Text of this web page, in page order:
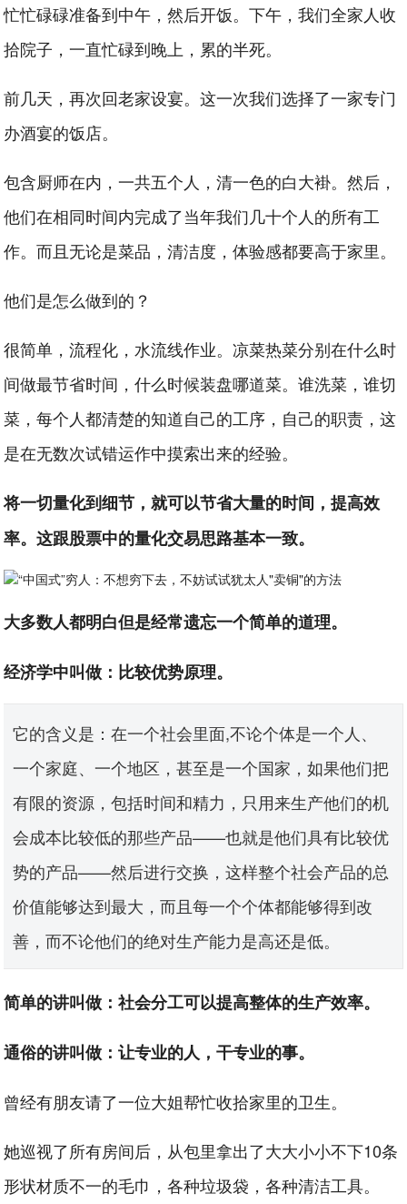
忙忙碌碌准备到中午，然后开饭。下午，我们全家人收
拾院子，一直忙碌到晚上，累的半死。
前几天，再次回老家设宴。这一次我们选择了一家专门
办酒宴的饭店。
包含厨师在内，一共五个人，清一色的白大褂。然后，
他们在相同时间内完成了当年我们几十个人的所有工
作。而且无论是菜品，清洁度，体验感都要高于家里。
他们是怎么做到的？
很简单，流程化，水流线作业。凉菜热菜分别在什么时
间做最节省时间，什么时候装盘哪道菜。谁洗菜，谁切
菜，每个人都清楚的知道自己的工序，自己的职责，这
是在无数次试错运作中摸索出来的经验。
将一切量化到细节，就可以节省大量的时间，提高效
率。这跟股票中的量化交易思路基本一致。
大多数人都明白但是经常遗忘一个简单的道理。
经济学中叫做：比较优势原理。
它的含义是：在一个社会里面,不论个体是一个人、
一个家庭、一个地区，甚至是一个国家，如果他们把
有限的资源，包括时间和精力，只用来生产他们的机
会成本比较低的那些产品——也就是他们具有比较优
势的产品——然后进行交换，这样整个社会产品的总
价值能够达到最大，而且每一个个体都能够得到改
善，而不论他们的绝对生产能力是高还是低。
简单的讲叫做：社会分工可以提高整体的生产效率。
通俗的讲叫做：让专业的人，干专业的事。
曾经有朋友请了一位大姐帮忙收拾家里的卫生。
她巡视了所有房间后，从包里拿出了大大小小不下10条
形状材质不一的毛巾，各种垃圾袋，各种清洁工具。